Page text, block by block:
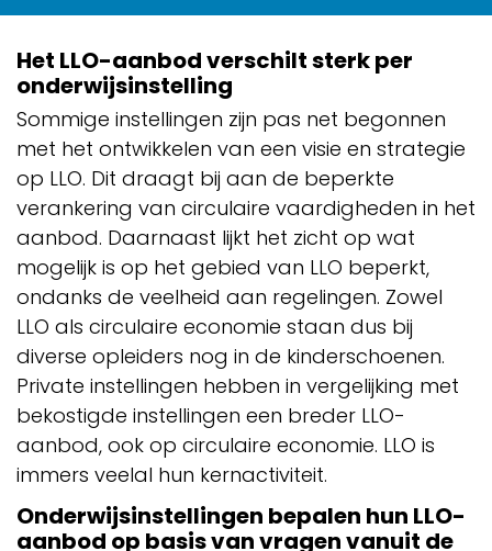
Het LLO-aanbod verschilt sterk per
onderwijsinstelling
Sommige instellingen zijn pas net begonnen
met het ontwikkelen van een visie en strategie
op LLO. Dit draagt bij aan de beperkte
verankering van circulaire vaardigheden in het
aanbod. Daarnaast lijkt het zicht op wat
mogelijk is op het gebied van LLO beperkt,
ondanks de veelheid aan regelingen. Zowel
LLO als circulaire economie staan dus bij
diverse opleiders nog in de kinderschoenen.
Private instellingen hebben in vergelijking met
bekostigde instellingen een breder LLO-
aanbod, ook op circulaire economie. LLO is
immers veelal hun kernactiviteit.
Onderwijsinstellingen bepalen hun LLO-
aanbod op basis van vragen vanuit de